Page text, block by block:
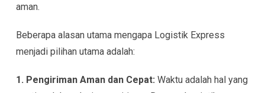
aman.
Beberapa alasan utama mengapa Logistik Express
menjadi pilihan utama adalah:
1. Pengiriman Aman dan Cepat: Waktu adalah hal yang